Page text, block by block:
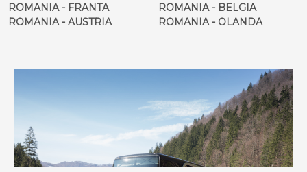
ROMANIA - FRANTA
ROMANIA - AUSTRIA
ROMANIA - BELGIA
ROMANIA - OLANDA